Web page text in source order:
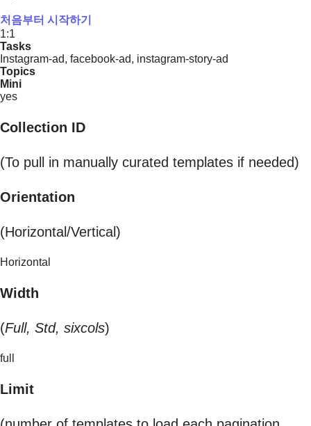
처음부터 시작하기
1:1
Tasks
Instagram-ad, facebook-ad, instagram-story-ad
Topics
Mini
yes
Collection ID
(To pull in manually curated templates if needed)
Orientation
(Horizontal/Vertical)
Horizontal
Width
(Full, Std, sixcols)
full
Limit